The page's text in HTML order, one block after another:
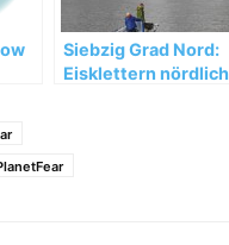
Siebzig Grad Nord:
Eisklettern nördlich